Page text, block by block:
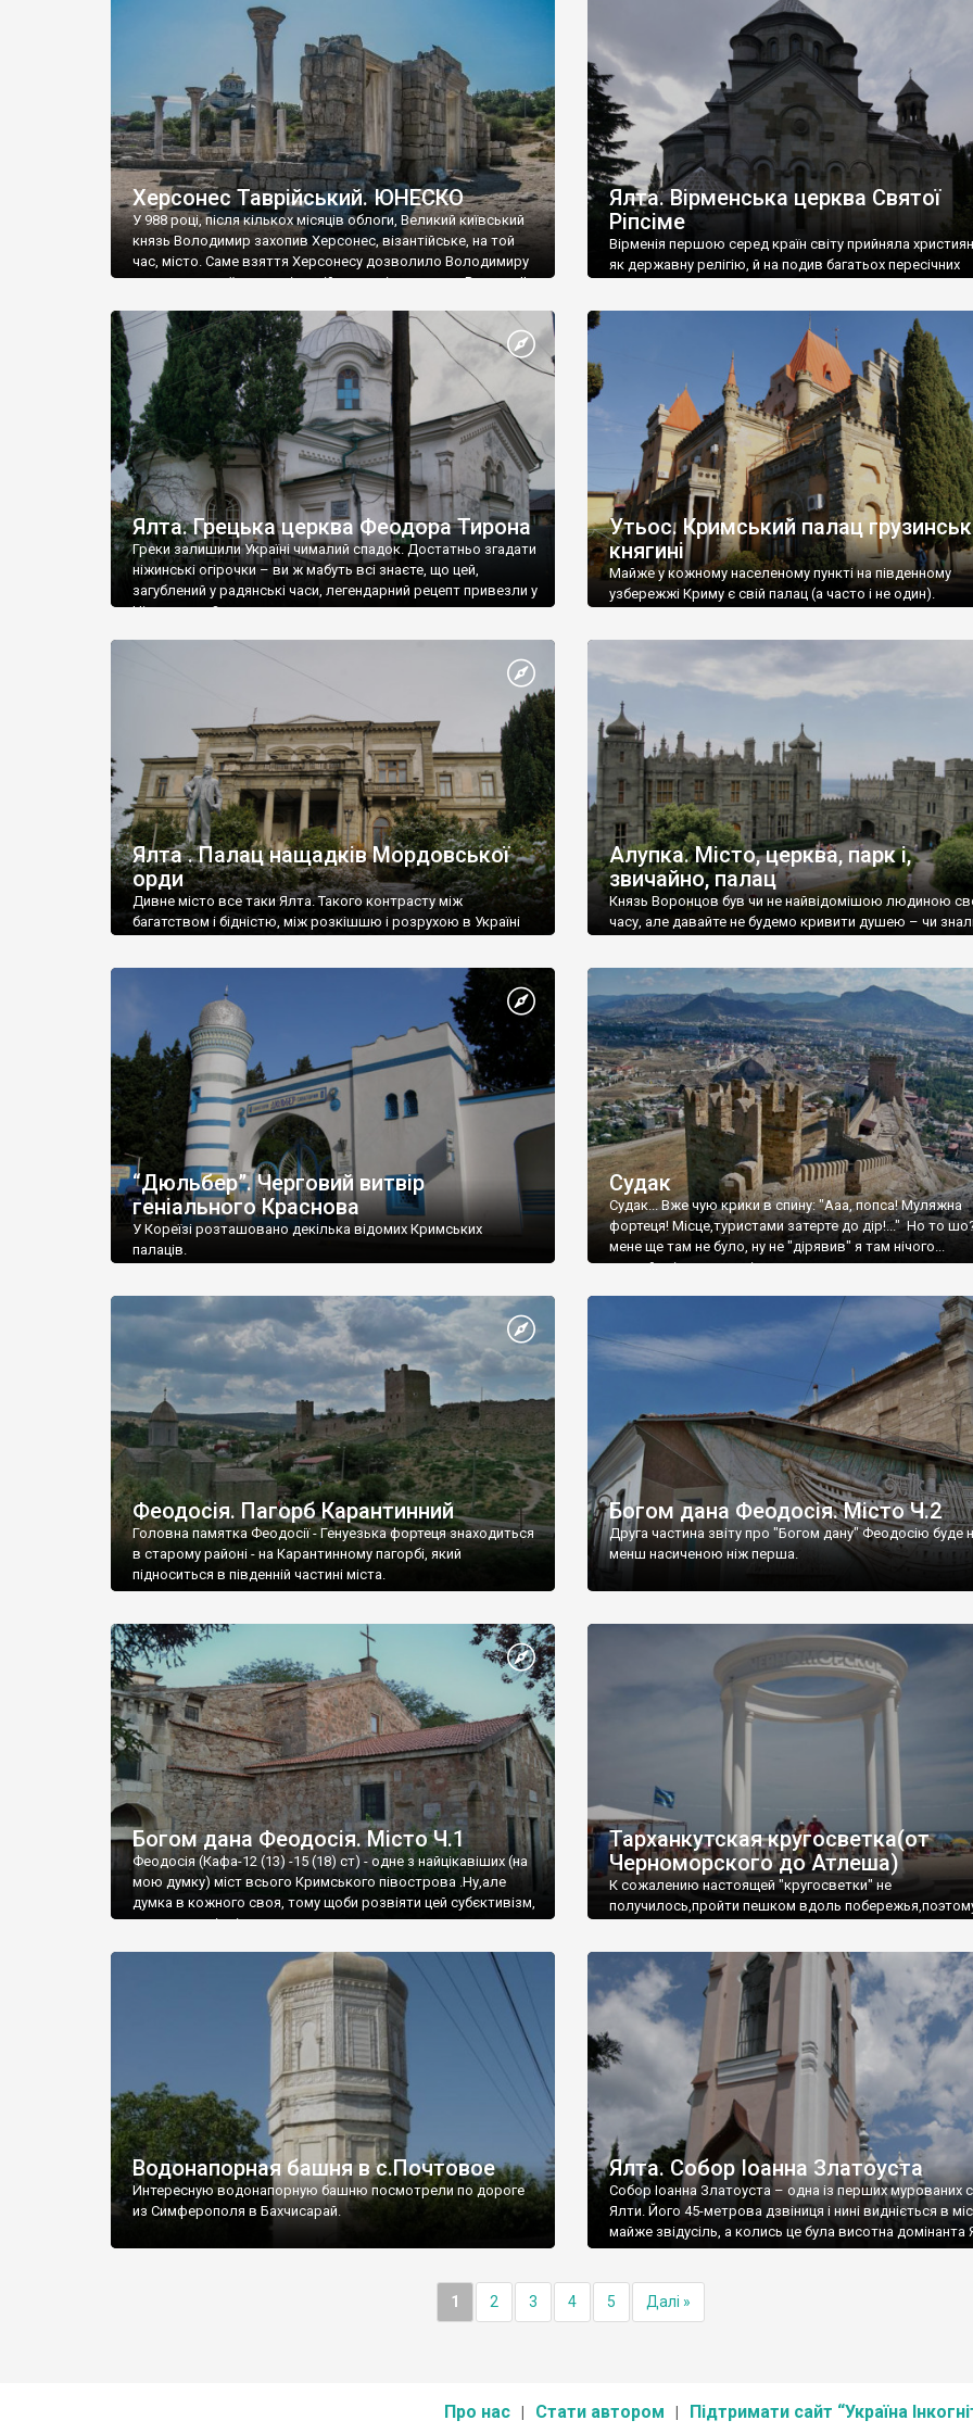
візантійської доби. Раритети викрадені з фондів об’єкту
культурної спадщини ЮНЕСКО «Херсонеса Таврійського».
Офіційно – на виставку «Золото Візантії», але експерти та
влада в Україні вважають це лише […]
називаються «повстяками» (postaki)…” “Вино. Крим
виробляє відмінне вино і його вдосталь: воно все
легке біле і дуже […]
Херсонес Таврійський. ЮНЕСКО
У 988 році, після кількох місяців облоги, Великий київський
князь Володимир захопив Херсонес, візантійське, на той
час, місто. Саме взяття Херсонесу дозволило Володимиру
диктувати свої умови візантійському імператору Василю ІІ,
Херсонесі Володимир-язичник, став Василем-
християнином. А потім було Хрещення Русі. На честь
Херсонесу Таврійського названо місто […]
Ялта. Вірменська церква Святої
Ріпсіме
Вірменія першою серед країн світу прийняла
як державну релігію, й на подив багатьох пересічних
Ялта. Грецька церква Феодора Тирона
Греки залишили Україні чималий спадок. Достатньо згадати
ніжинські огірочки – ви ж мабуть всі знаєте, що цей,
загублений у радянські часи, легендарний рецепт привезли у
Ніжин греки?
Утьос. Кримський палац
княгині
Майже у кожному населеному пункті на південному
узбережжі Криму є свій палац (а часто і не один).
Ялта . Палац нащадків Мордовської
орди
Дивне місто все таки Ялта. Такого контрасту між
багатством і бідністю, між розкішшю і розрухою в Україні
Алупка. Місто, церква, парк і,
звичайно, палац
Князь Воронцов був чи не найвідомішою людиною
часу, але давайте не будемо кривити душею – чи
“Дюльбер”. Черговий витвір
геніального Краснова
У Кореїзі розташовано декілька відомих Кримських
палаців.
Судак
Судак... Вже чую крики в спину: "Ааа, попса! Муляжна
фортеця! Місце,туристами затерте до дір!..." Но то
мене ще там не було, ну не "дірявив" я там нічого...
принаймні до цього літа.
Феодосія. Пагорб Карантинний
Головна памятка Феодосії - Генуезька фортеця знаходиться
в старому районі - на Карантинному пагорбі, який
підноситься в південній частині міста.
Богом дана Феодосія. Місто Ч.2
Друга частина звіту про "Богом дану" Феодосію буде
менш насиченою ніж перша.
Богом дана Феодосія. Місто Ч.1
Феодосія (Кафа-12 (13) -15 (18) ст) - одне з найцікавіших (на
мою думку) міст всього Кримського півострова .Ну,але
думка в кожного своя, тому щоби розвіяти цей субєктивізм,
запрошую відвідати це
Тарханкутская кругосветка(от
Черноморского до Атлеша)
К сожалению настоящей "кругосветки" не
получилось,пройти пешком вдоль
Водонапорная башня в с.Почтовое
Интересную водонапорную башню посмотрели по дороге
из Симферополя в Бахчисарай.
Ялта. Собор Іоанна Златоуста
Собор Іоанна Златоуста – одна із перших мурованих
Ялти. Його 45-метрова дзвіниця і нині видніється в
майже звідусіль, а колись це була висотна домінанта
1 2 3 4 5 Далі »
Про нас Стати автором Підтримати сайт “Україна